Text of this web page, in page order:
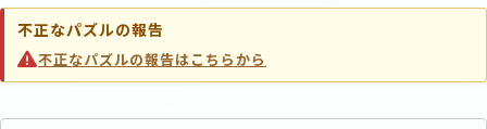
不正なパズルの報告
不正なパズルの報告はこちらから